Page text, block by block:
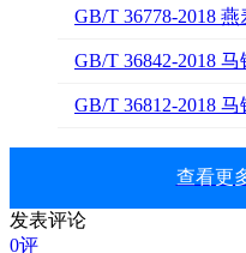
GB/T 36778-2018
GB/T 36842-2018
GB/T 36812-2018
查看更
发表评论
0评